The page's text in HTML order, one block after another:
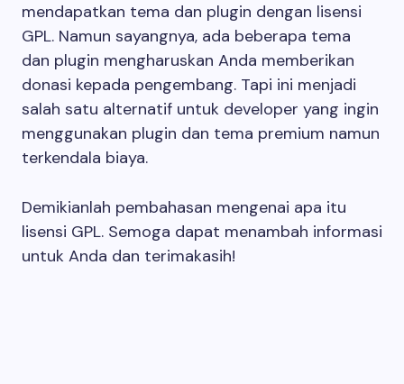
mendapatkan tema dan plugin dengan lisensi
GPL. Namun sayangnya, ada beberapa tema
dan plugin mengharuskan Anda memberikan
donasi kepada pengembang. Tapi ini menjadi
salah satu alternatif untuk developer yang ingin
menggunakan plugin dan tema premium namun
terkendala biaya.
Demikianlah pembahasan mengenai apa itu
lisensi GPL. Semoga dapat menambah informasi
untuk Anda dan terimakasih!